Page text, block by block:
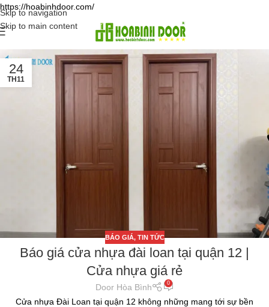
https://hoabinhdoor.com/
Skip to navigation
Skip to main content
24
TH11
BÁO GIÁ, TIN TỨC
Báo giá cửa nhựa đài loan tại quận 12 |
Cửa nhựa giá rẻ
Door Hòa Bình 0
Cửa nhựa Đài Loan tại quận 12 không những mang tới sự bền